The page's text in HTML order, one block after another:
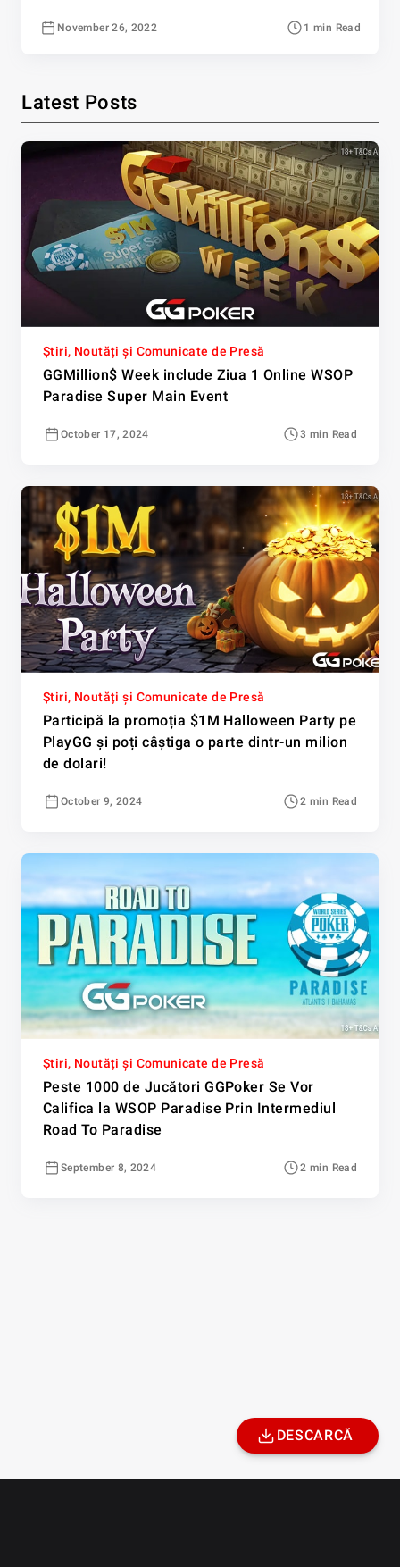
November 26, 2022 1 min Read
Latest Posts
Știri, Noutăți și Comunicate de Presă
GGMillion$ Week include Ziua 1 Online WSOP
Paradise Super Main Event
October 17, 2024 3 min Read
Știri, Noutăți și Comunicate de Presă
Participă la promoția $1M Halloween Party pe
PlayGG și poți câștiga o parte dintr-un milion
de dolari!
October 9, 2024 2 min Read
Știri, Noutăți și Comunicate de Presă
Peste 1000 de Jucători GGPoker Se Vor
Califica la WSOP Paradise Prin Intermediul
Road To Paradise
September 8, 2024 2 min Read
DESCARCĂ